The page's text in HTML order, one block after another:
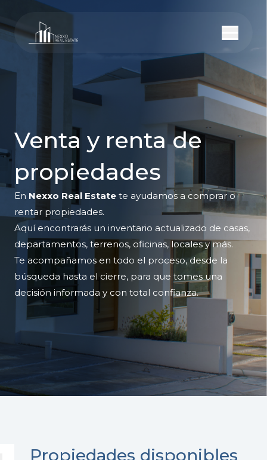
Venta y renta de
propiedades
En Nexxo Real Estate te ayudamos a comprar o
rentar propiedades.
Aquí encontrarás un inventario actualizado de casas,
departamentos, terrenos, oficinas, locales y más.
Te acompañamos en todo el proceso, desde la
búsqueda hasta el cierre, para que tomes una
decisión informada y con total confianza.
Propiedades disponibles